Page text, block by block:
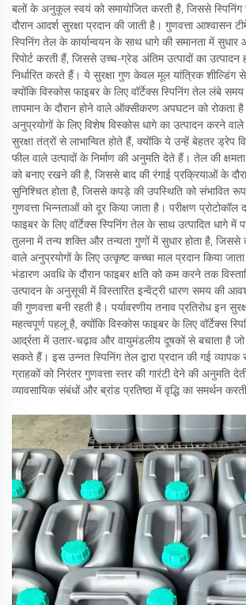
बलों के अनुकूल स्वयं को समायोजित करती है, जिससे
दौरान आदर्श सुरक्षा प्रदान की जाती है। गुणवत्ता आश्वासन
स्पिनिंग तेल के कार्यान्वयन के साथ धागे की समानता में सुधार
रिपोर्ट करती हैं, जिससे उच्च-ग्रेड अंतिम उत्पादों का उत्पादन
निर्धारित करते हैं। ये सुरक्षा गुण केवल मूल यांत्रिक शील्डिंग
क्योंकि विस्कोस फाइबर के लिए वॉर्टेक्स स्पिनिंग तेल लंबे
तापमान के दौरान होने वाले ऑक्सीकरण अपघटन को रोकता
अनुप्रयोगों के लिए विशेष विस्कोस धागे का उत्पादन करने वाले
सुरक्षा तंत्रों से लाभान्वित होते हैं, क्योंकि ये उन्हें बेहतर
फील वाले उत्पादों के निर्माण की अनुमति देते हैं। तेल की
को बनाए रखने की है, जिससे बाद की रंगाई प्रक्रियाओं के
सुनिश्चित होता है, जिससे कपड़े की उपस्थिति को संभावित
गुणवत्ता भिन्नताओं को दूर किया जाता है। परीक्षण प्रोटोकॉल
फाइबर के लिए वॉर्टेक्स स्पिनिंग तेल के साथ उत्पादित धागे में
तुलना में तन्य शक्ति और तन्यता गुणों में सुधार होता है, जिससे
वाले अनुप्रयोगों के लिए उत्कृष्ट कच्चा माल प्रदान किया
भंडारण अवधि के दौरान फाइबर क्षति को कम करने तक
उत्पादन के अनुसूची में विस्तारित इन्वेंट्री धारण समय की
की गुणवत्ता बनी रहती है। पर्यावरणीय तनाव प्रतिरोध इन
महत्वपूर्ण पहलू है, क्योंकि विस्कोस फाइबर के लिए वॉर्टेक्स
आर्द्रता में उतार-चढ़ाव और वायुमंडलीय दूषकों से बचाता है
सकते हैं। इस उन्नत स्पिनिंग तेल द्वारा प्रदान की गई व्यापक
ग्राहकों को निरंतर गुणवत्ता स्तर की गारंटी देने की अनुमति
व्यावसायिक संबंधों और ब्रांड प्रतिष्ठा में वृद्धि का समर्थन